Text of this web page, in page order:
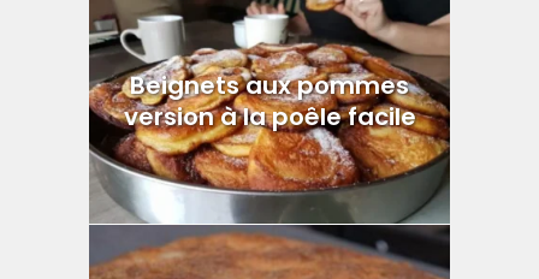
Beignets aux pommes
version à la poêle facile